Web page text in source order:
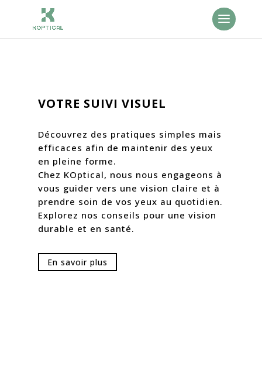
VOTRE SUIVI VISUEL
Découvrez des pratiques simples mais
efficaces afin de maintenir des yeux
en pleine forme.
Chez KOptical, nous nous engageons à
vous guider vers une vision claire et à
prendre soin de vos yeux au quotidien.
Explorez nos conseils pour une vision
durable et en santé.
En savoir plus